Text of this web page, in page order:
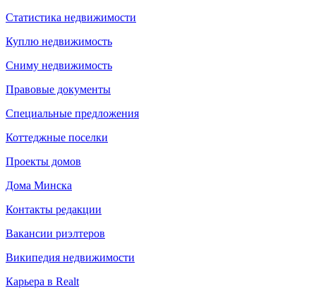
Статистика недвижимости
Куплю недвижимость
Сниму недвижимость
Правовые документы
Специальные предложения
Коттеджные поселки
Проекты домов
Дома Минска
Контакты редакции
Вакансии риэлтеров
Википедия недвижимости
Карьера в Realt